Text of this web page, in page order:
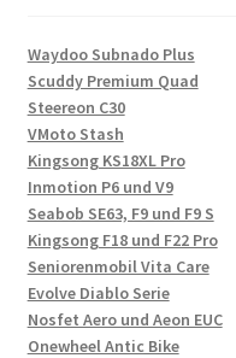
Waydoo Subnado Plus
Scuddy Premium Quad
Steereon C30
VMoto Stash
Kingsong KS18XL Pro
Inmotion P6 und V9
Seabob SE63, F9 und F9 S
Kingsong F18 und F22 Pro
Seniorenmobil Vita Care
Evolve Diablo Serie
Nosfet Aero und Aeon EUC
Onewheel Antic Bike